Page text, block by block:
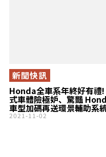
Honda全車系年終好有禮
式車體險極妒、驚豔
車型加碼再送環景輔助
&劍湖山樂園門票、月月
新聞快訊
2021-11-02